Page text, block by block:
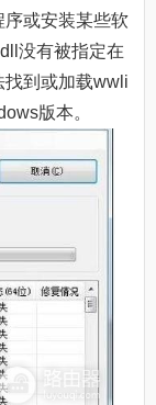
或安装某些软
没有被指定在
找到或加载wwli
版本。